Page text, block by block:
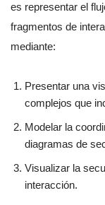
es representar el
fragmentos de
mediante:
Presentar una
complejos que
Modelar la
diagramas de
Visualizar la
interacción.